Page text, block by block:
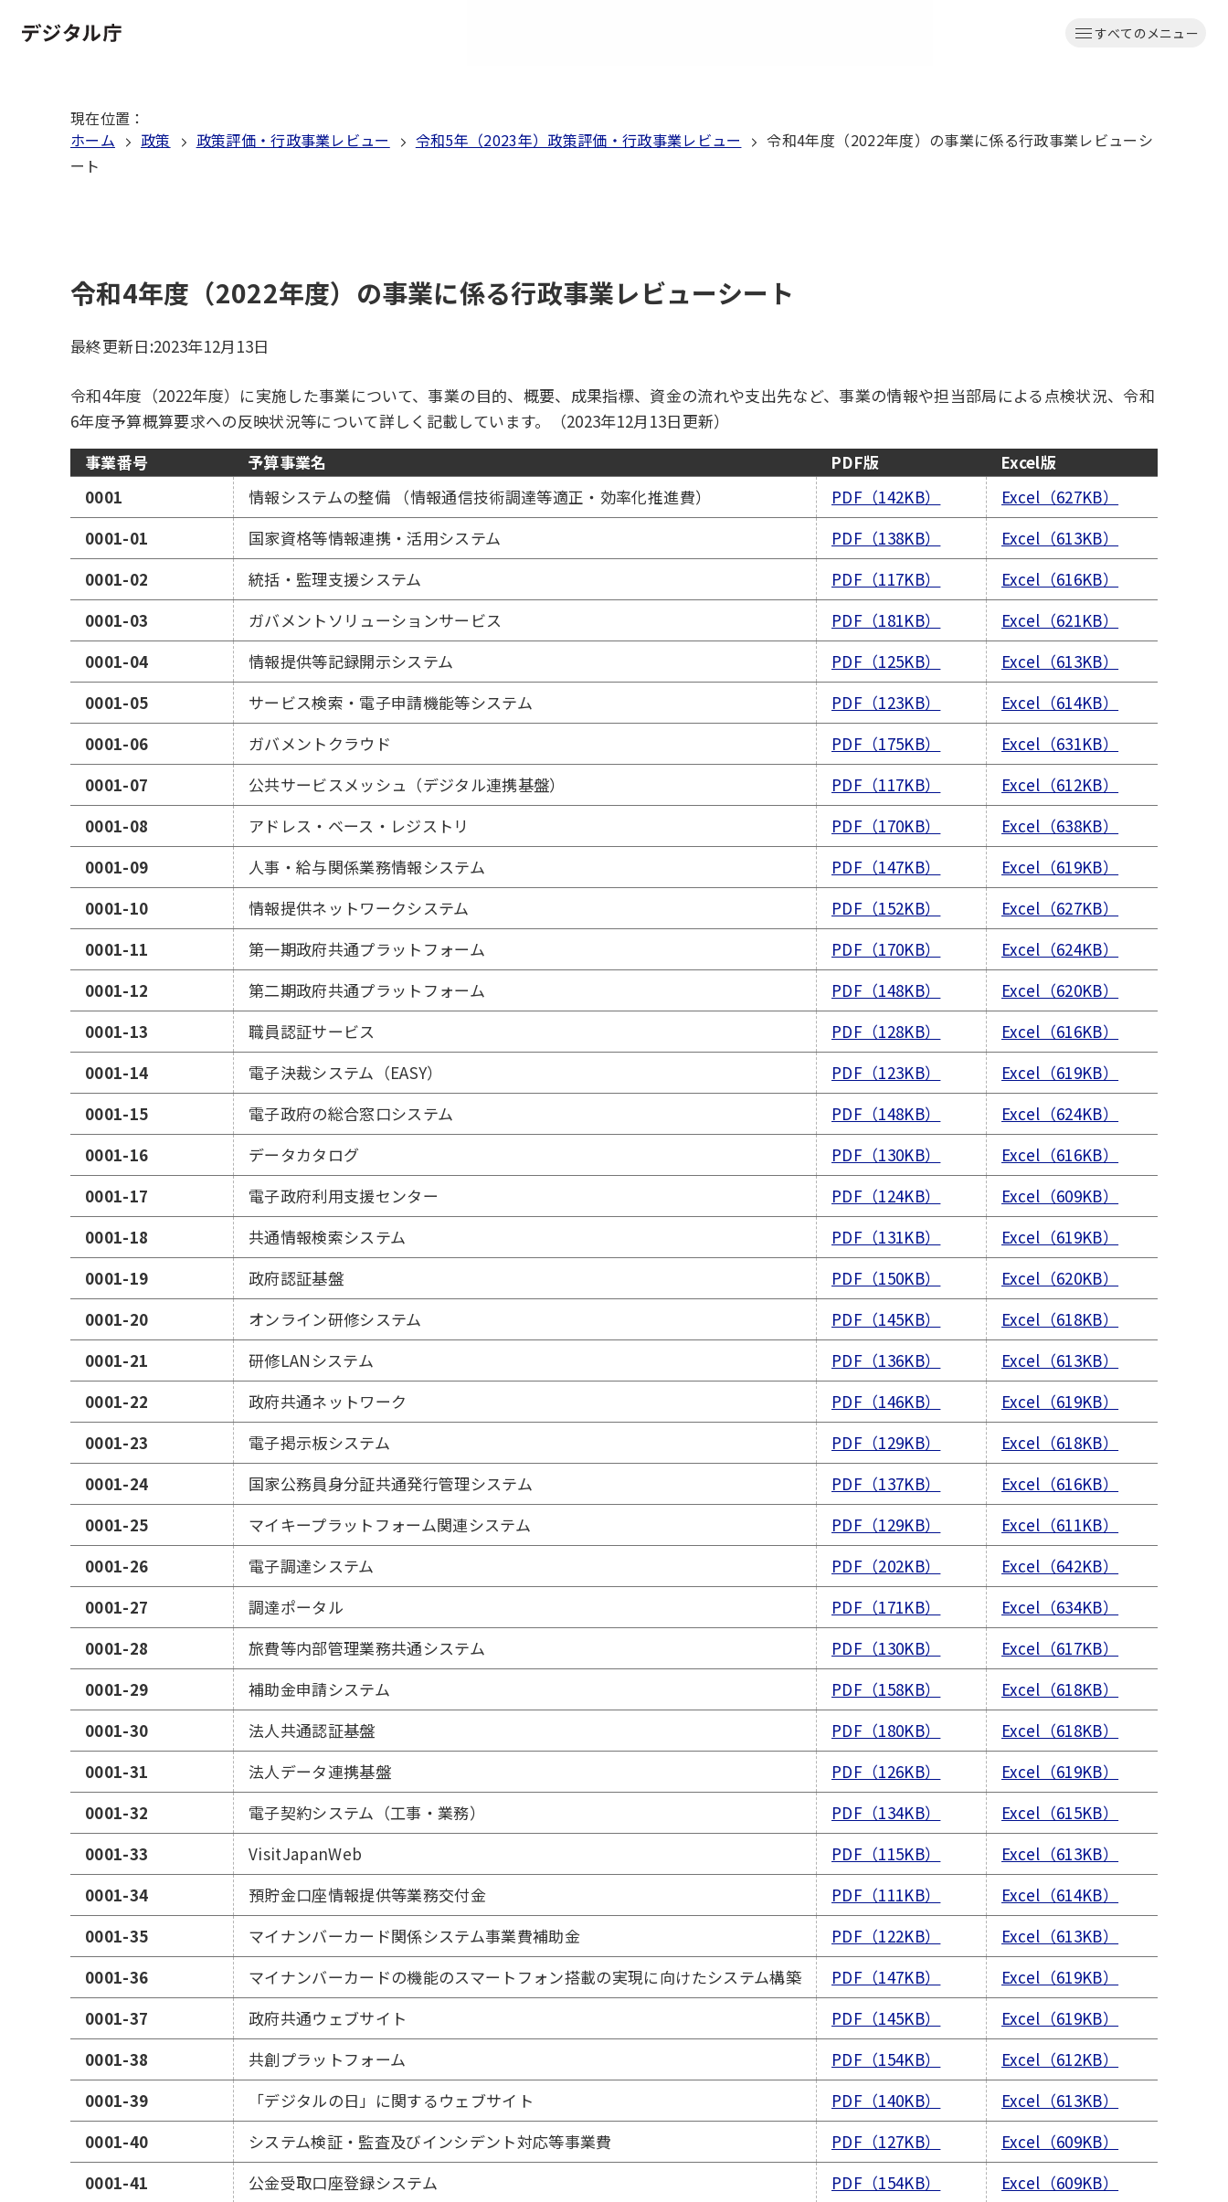
文
すべてのメニュー
現在位置 ：
ホーム
政策 政策評価・行政事業レビュー 令和5年（2023年）政策評価・行政事業レビュー
令和4年度（2022年度）の事業に係る行政事業レビューシ
ート
令和4年度（2022年度）の事業に係る行政事業レビューシート
最終更新日:2023年12月13日
令和4年度（2022年度）に実施した事業について、事業の目的、概要、成果指標、資金の流れや支出先など、事業の情報や担当部局による点検状況、令和
6年度予算概算要求への反映状況等について詳しく記載しています。（2023年12月13日更新）
事業番号
予算事業名 PDF版
Excel版
0001
情報システムの整備 （情報通信技術調達等適正・効率化推進費） PDF（142KB）
Excel（627KB）
0001-01
国家資格等情報連携・活用システム PDF（138KB）
Excel（613KB）
0001-02
統括・監理支援システム PDF（117KB）
Excel（616KB）
0001-03
ガバメントソリューションサービス PDF（181KB）
Excel（621KB）
0001-04
情報提供等記録開示システム PDF（125KB）
Excel（613KB）
0001-05
サービス検索・電子申請機能等システム PDF（123KB）
Excel（614KB）
0001-06
ガバメントクラウド PDF（175KB）
Excel（631KB）
0001-07
公共サービスメッシュ（デジタル連携基盤） PDF（117KB）
Excel（612KB）
0001-08
アドレス・ベース・レジストリ PDF（170KB）
Excel（638KB）
0001-09
人事・給与関係業務情報システム PDF（147KB）
Excel（619KB）
0001-10
情報提供ネットワークシステム PDF（152KB）
Excel（627KB）
0001-11
第一期政府共通プラットフォーム PDF（170KB）
Excel（624KB）
0001-12
第二期政府共通プラットフォーム PDF（148KB）
Excel（620KB）
0001-13
職員認証サービス PDF（128KB）
Excel（616KB）
0001-14
電子決裁システム（EASY） PDF（123KB）
Excel（619KB）
0001-15
電子政府の総合窓口システム PDF（148KB）
Excel（624KB）
0001-16
データカタログ PDF（130KB）
Excel（616KB）
0001-17
電子政府利用支援センター PDF（124KB）
Excel（609KB）
0001-18
共通情報検索システム PDF（131KB）
Excel（619KB）
0001-19
政府認証基盤 PDF（150KB）
Excel（620KB）
0001-20
オンライン研修システム PDF（145KB）
Excel（618KB）
0001-21
研修LANシステム PDF（136KB）
Excel（613KB）
0001-22
政府共通ネットワーク PDF（146KB）
Excel（619KB）
0001-23
電子掲示板システム PDF（129KB）
Excel（618KB）
0001-24
国家公務員身分証共通発行管理システム PDF（137KB）
Excel（616KB）
0001-25
マイキープラットフォーム関連システム PDF（129KB）
Excel（611KB）
0001-26
電子調達システム PDF（202KB）
Excel（642KB）
0001-27
調達ポータル PDF（171KB）
Excel（634KB）
0001-28
旅費等内部管理業務共通システム PDF（130KB）
Excel（617KB）
0001-29
補助金申請システム PDF（158KB）
Excel（618KB）
0001-30
法人共通認証基盤 PDF（180KB）
Excel（618KB）
0001-31
法人データ連携基盤 PDF（126KB）
Excel（619KB）
0001-32
電子契約システム（工事・業務） PDF（134KB）
Excel（615KB）
0001-33
VisitJapanWeb PDF（115KB）
Excel（613KB）
0001-34
預貯金口座情報提供等業務交付金 PDF（111KB）
Excel（614KB）
0001-35
マイナンバーカード関係システム事業費補助金 PDF（122KB）
Excel（613KB）
0001-36
マイナンバーカードの機能のスマートフォン搭載の実現に向けたシステム構築 PDF（147KB）
Excel（619KB）
0001-37
政府共通ウェブサイト PDF（145KB）
Excel（619KB）
0001-38
共創プラットフォーム PDF（154KB）
Excel（612KB）
0001-39
「デジタルの日」に関するウェブサイト PDF（140KB）
Excel（613KB）
0001-40
システム検証・監査及びインシデント対応等事業費 PDF（127KB）
Excel（609KB）
0001-41
公金受取口座登録システム PDF（154KB）
Excel（609KB）